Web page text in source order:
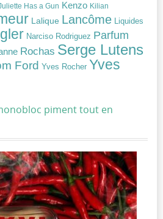
Has a Gun Kenzo Kilian
Lalique Lancôme Liquides
Narciso Rodriguez Parfum
Rochas Serge Lutens
Ford Yves Rocher Yves
piment tout en